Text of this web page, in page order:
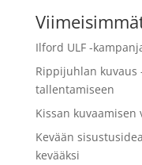
Ilford ULF -
Rippijuhlan kuvaus
tallentamiseen
Kissan
Kevään
kevääksi